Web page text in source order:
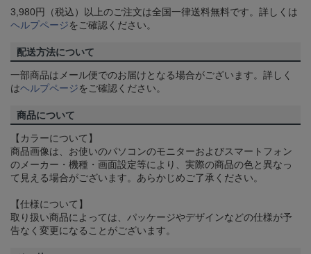
3,980円（税込）以上のご注文は全国一律送料無料です。詳しくは
ヘルプページをご確認ください。
配送方法について
一部商品はメール便でのお届けとなる場合がございます。詳しく
はヘルプページをご確認ください。
商品について
【カラーについて】
商品画像は、お使いのパソコンのモニターおよびスマートフォン
のメーカー・機種・画面設定等により、実際の商品の色と異なっ
て見える場合がございます。あらかじめご了承ください。
【仕様について】
取り扱い商品によっては、パッケージやデザインなどの仕様が予
告なく変更になることがございます。